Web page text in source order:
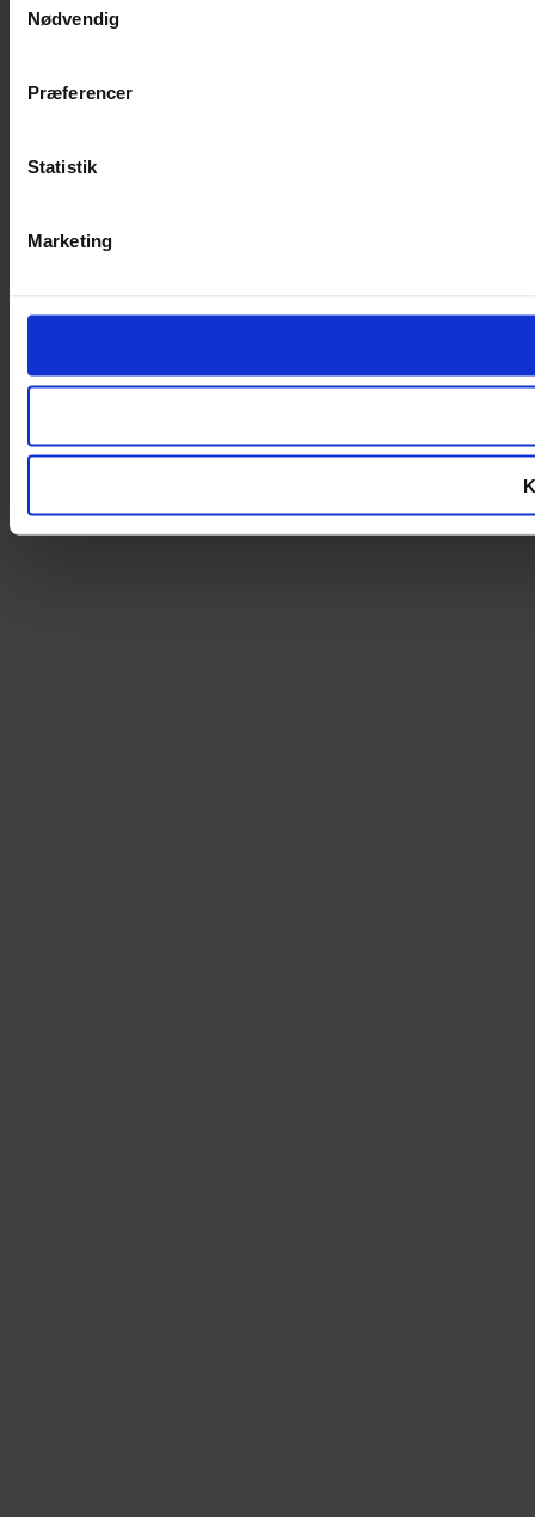
Nødvendig
Præferencer
Statistik
Marketing